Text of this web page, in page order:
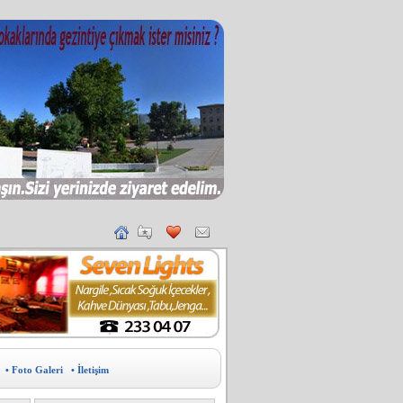
• Foto Galeri • İletişim